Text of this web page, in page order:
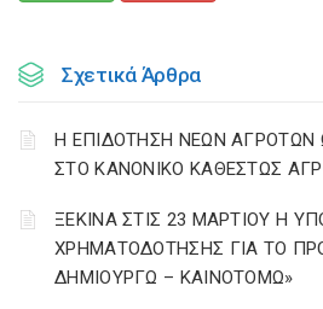
Σχετικά Άρθρα
Η ΕΠΙΔΟΤΗΣΗ ΝΕΩΝ ΑΓΡΟΤΩΝ
ΣΤΟ ΚΑΝΟΝΙΚΟ ΚΑΘΕΣΤΩΣ
ΞΕΚΙΝΑ ΣΤΙΣ 23 ΜΑΡΤΙΟΥ Η
ΧΡΗΜΑΤΟΔΟΤΗΣΗΣ ΓΙΑ ΤΟ
ΔΗΜΙΟΥΡΓΩ – ΚΑΙΝΟΤΟΜΩ»